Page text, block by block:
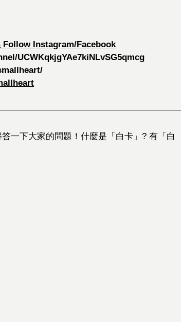
Follow Instagram/Facebook
UCWKqkjgYAe7kiNLvSG5qmcg
一下大家的問題！什麼是「白卡」? 有「白